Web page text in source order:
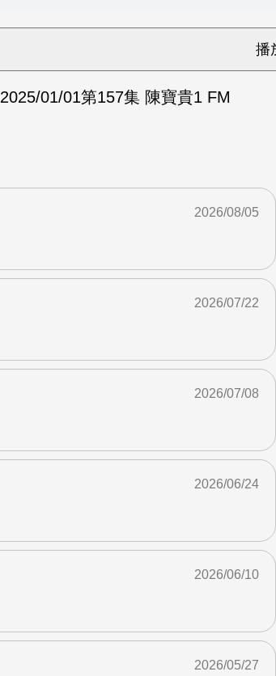
2025/01/01第157集 陳寶貴1 FM
2026/08/05
2026/07/22
2026/07/08
2026/06/24
2026/06/10
2026/05/27